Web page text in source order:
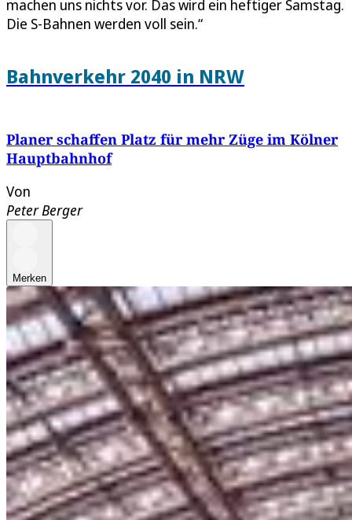
machen uns nichts vor. Das wird ein heftiger Samstag.
Die S-Bahnen werden voll sein.“
Bahnverkehr 2040 in NRW
Planer schaffen Platz für mehr Züge im Kölner
Hauptbahnhof
Von
Peter Berger
Merken